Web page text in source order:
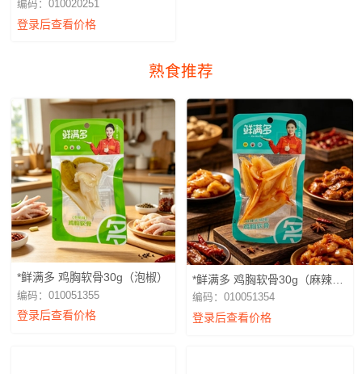
编码：010020251
登录后查看价格
熟食推荐
*鲜满多 鸡胸软骨30g（泡椒）
编码：010051355
登录后查看价格
*鲜满多 鸡胸软骨30g（麻辣火
锅）
编码：010051354
登录后查看价格